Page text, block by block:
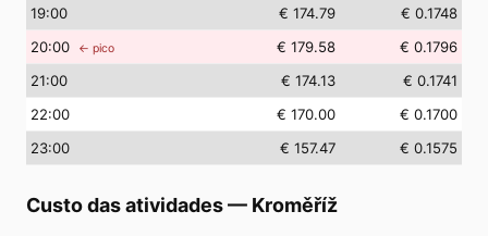
19:00 € 174.79
€ 0.1748
20:00 ← pico € 179.58
€ 0.1796
21:00 € 174.13
€ 0.1741
22:00 € 170.00
€ 0.1700
23:00 € 157.47 € 0.1575
Custo das atividades— Kroměříž